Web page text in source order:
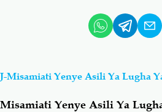
J-Misamiati Yenye Asili Ya Lugha
Misamiati Yenye Asili Ya